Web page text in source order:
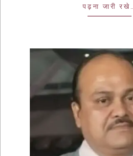
पढ़ना जारी रखे…